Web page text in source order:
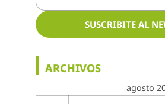
SUSCRIBITE AL
ARCHIVOS
agosto